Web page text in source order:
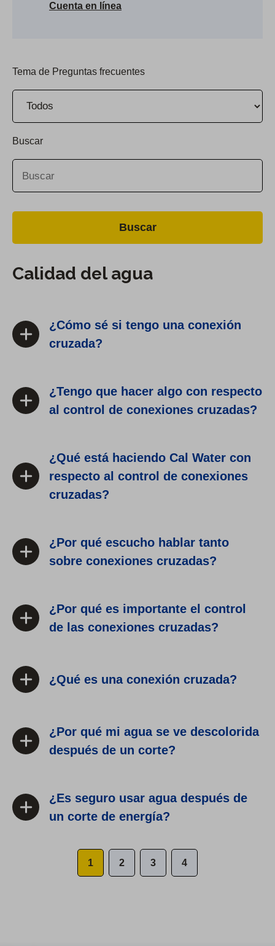
Cuenta en línea
Tema de Preguntas frecuentes
Buscar
Calidad del agua
¿Cómo sé si tengo una conexión
cruzada?
¿Tengo que hacer algo con respecto
al control de conexiones cruzadas?
¿Qué está haciendo Cal Water con
respecto al control de conexiones
cruzadas?
¿Por qué escucho hablar tanto
sobre conexiones cruzadas?
¿Por qué es importante el control
de las conexiones cruzadas?
¿Qué es una conexión cruzada?
¿Por qué mi agua se ve descolorida
después de un corte?
¿Es seguro usar agua después de
un corte de energía?
1 2 3 4